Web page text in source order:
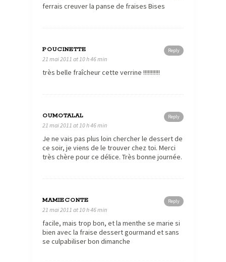
ferrais creuver la panse de fraises Bises
Reply
POUCINETTE
21 mai 2011 at 10 h 46 min
très belle fraîcheur cette verrine !!!!!!!!!!!
Reply
OUMOTALAL
21 mai 2011 at 10 h 46 min
Je ne vais pas plus loin chercher le dessert de
ce soir, je viens de le trouver chez toi. Merci
très chère pour ce délice. Très bonne journée.
Reply
MAMIECONTE
21 mai 2011 at 10 h 46 min
facile, mais trop bon, et la menthe se marie si
bien avec la fraise dessert gourmand et sans
se culpabiliser bon dimanche